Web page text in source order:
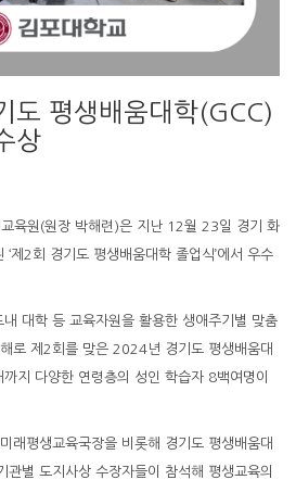
도 평생배움대학(GCC)
상
육원(원장 박해련)은 지난 12월 23일 경기 화
제2회 경기도 평생배움대학 졸업식’에서 우수
대학 등 교육자원을 활용한 생애주기별 맞춤
로 제2회를 맞은 2024년 경기도 평생배움대
지 다양한 연령층의 성인 학습자 8백여명이
래평생교육국장을 비롯해 경기도 평생배움대
별 도지사상 수장자들이 참석해 평생교육의